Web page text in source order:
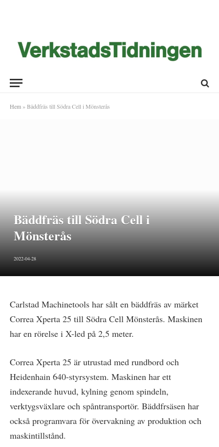
Hem » Bäddfräs till Södra Cell i Mönsterås
Bäddfräs till Södra Cell i
Mönsterås
2022-04-28
Carlstad Machinetools har sålt en bäddfräs av märket
Correa Xperta 25 till Södra Cell Mönsterås. Maskinen
har en rörelse i X-led på 2,5 meter.
Correa Xperta 25 är utrustad med rundbord och
Heidenhain 640-styrsystem. Maskinen har ett
indexerande huvud, kylning genom spindeln,
verktygsväxlare och spåntransportör. Bäddfrsäsen har
också programvara för övervakning av produktion och
maskintillstånd.